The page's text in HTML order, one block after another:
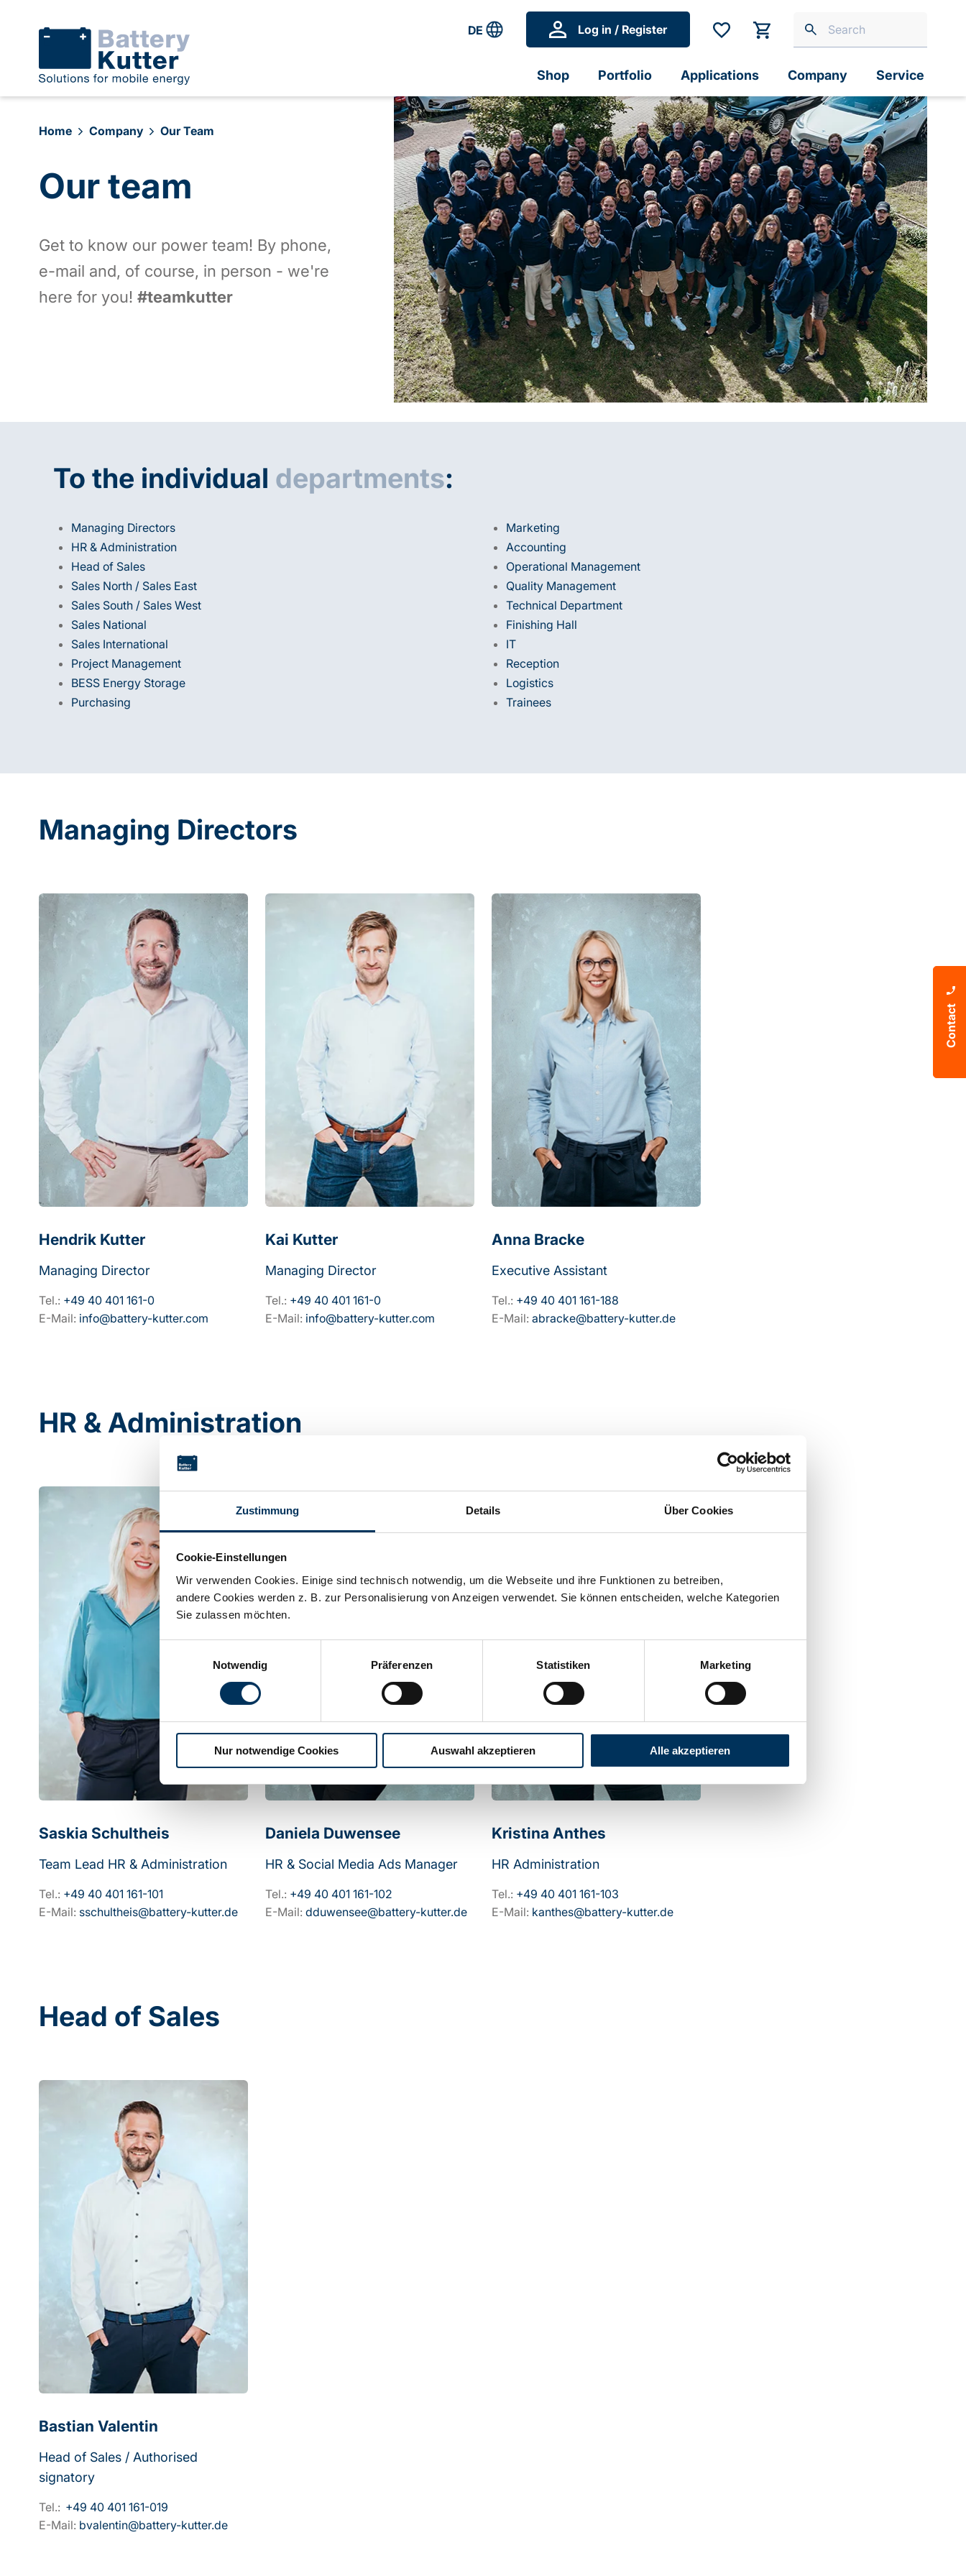
Zustimmung Details Über Cookies
Cookie-Einstellungen
Wir verwenden Cookies. Einige sind technisch notwendig, um die Webseite und ihre Funktionen zu betreiben,
andere Cookies werden z. B. zur Personalisierung von Anzeigen verwendet. Sie können entscheiden, welche Kategorien
Sie zulassen möchten.
Notwendig
Präferenzen Statistiken Marketing
Nur notwendige Cookies Auswahl akzeptieren Alle akzeptieren
DE Log in / Register
Shop Portfolio Applications Company Service
Contact
Home Company Our Team
Our team
Get to know our power team! By phone,
e-mail and, of course, in person - we're
here for you! #teamkutter
To the individual departments:
Managing Directors
HR & Administration
Head of Sales
Sales North / Sales East
Sales South / Sales West
Sales National
Sales International
Project Management
BESS Energy Storage
Purchasing
Marketing
Accounting
Operational Management
Quality Management
Technical Department
Finishing Hall
IT
Reception
Logistics
Trainees
Managing Directors
Hendrik Kutter
Managing Director
Tel.: +49 40 401 161-0
E-Mail: info@battery-kutter.com
Kai Kutter
Managing Director
Tel.: +49 40 401 161-0
E-Mail: info@battery-kutter.com
Anna Bracke
Executive Assistant
Tel.: +49 40 401 161-188
E-Mail: abracke@battery-kutter.de
HR & Administration
Saskia Schultheis
Team Lead HR & Administration
Tel.: +49 40 401 161-101
E-Mail: sschultheis@battery-kutter.de
Daniela Duwensee
HR & Social Media Ads Manager
Tel.: +49 40 401 161-102
E-Mail: dduwensee@battery-kutter.de
Kristina Anthes
HR Administration
Tel.: +49 40 401 161-103
E-Mail: kanthes@battery-kutter.de
Head of Sales
Bastian Valentin
Head of Sales / Authorised
signatory
Tel.: +49 40 401 161-019
E-Mail: bvalentin@battery-kutter.de